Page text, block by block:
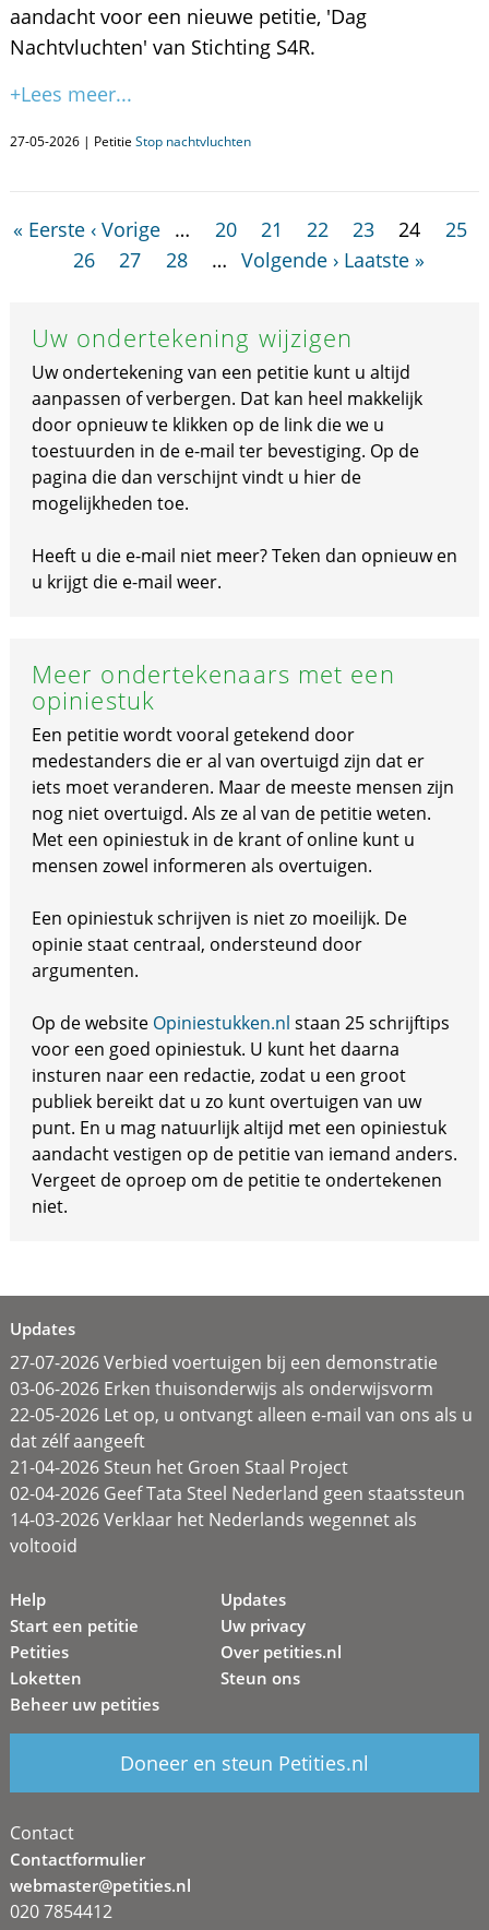
aandacht voor een nieuwe petitie, 'Dag
Nachtvluchten' van Stichting S4R.
+Lees meer...
27-05-2026 | Petitie Stop nachtvluchten
« Eerste ‹ Vorige … 20 21 22 23 24
25
26
27 28 … Volgende › Laatste »
Uw ondertekening wijzigen
Uw ondertekening van een petitie kunt u altijd
aanpassen of verbergen. Dat kan heel makkelijk
door opnieuw te klikken op de link die we u
toestuurden in de e-mail ter bevestiging. Op de
pagina die dan verschijnt vindt u hier de
mogelijkheden toe.
Heeft u die e-mail niet meer? Teken dan opnieuw en
u krijgt die e-mail weer.
Meer ondertekenaars met een
opiniestuk
Een petitie wordt vooral getekend door
medestanders die er al van overtuigd zijn dat er
iets moet veranderen. Maar de meeste mensen zijn
nog niet overtuigd. Als ze al van de petitie weten.
Met een opiniestuk in de krant of online kunt u
mensen zowel informeren als overtuigen.
Een opiniestuk schrijven is niet zo moeilijk. De
opinie staat centraal, ondersteund door
argumenten.
Op de website Opiniestukken.nl staan 25 schrijftips
voor een goed opiniestuk. U kunt het daarna
insturen naar een redactie, zodat u een groot
publiek bereikt dat u zo kunt overtuigen van uw
punt. En u mag natuurlijk altijd met een opiniestuk
aandacht vestigen op de petitie van iemand anders.
Vergeet de oproep om de petitie te ondertekenen
niet.
Updates
27-07-2026 Verbied voertuigen bij een demonstratie
03-06-2026 Erken thuisonderwijs als onderwijsvorm
22-05-2026 Let op, u ontvangt alleen e-mail van ons als u
dat zélf aangeeft
21-04-2026 Steun het Groen Staal Project
02-04-2026 Geef Tata Steel Nederland geen staatssteun
14-03-2026 Verklaar het Nederlands wegennet als
voltooid
Help
Start een petitie
Petities
Loketten
Beheer uw petities
Updates
Uw privacy
Over petities.nl
Steun ons
Doneer en steun Petities.nl
Contact
Contactformulier
webmaster@petities.nl
020 7854412